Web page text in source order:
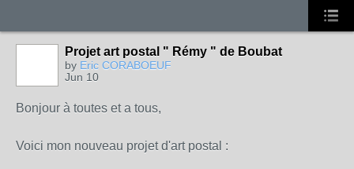
Projet art postal " Rémy " de Boubat
by Eric CORABOEUF
Jun 10
Bonjour à toutes et a tous,
Voici mon nouveau projet d'art postal :